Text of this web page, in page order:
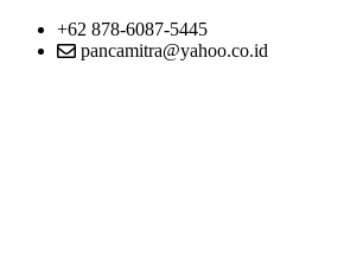
+62 878-6087-5445
pancamitra@yahoo.co.id